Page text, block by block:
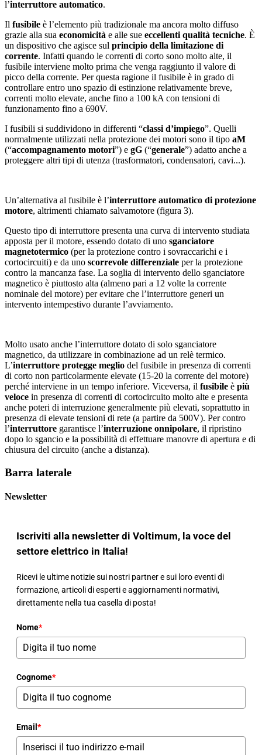
l’interruttore automatico.
Il fusibile è l’elemento più tradizionale ma ancora molto diffuso
grazie alla sua economicità e alle sue eccellenti qualità tecniche. È
un dispositivo che agisce sul principio della limitazione di
corrente. Infatti quando le correnti di corto sono molto alte, il
fusibile interviene molto prima che venga raggiunto il valore di
picco della corrente. Per questa ragione il fusibile è in grado di
controllare entro uno spazio di estinzione relativamente breve,
correnti molto elevate, anche fino a 100 kA con tensioni di
funzionamento fino a 690V.
I fusibili si suddividono in differenti “classi d’impiego”. Quelli
normalmente utilizzati nella protezione dei motori sono il tipo aM
(“accompagnamento motori”) e gG (“generale”) adatto anche a
proteggere altri tipi di utenza (trasformatori, condensatori, cavi...).
Un’alternativa al fusibile è l’interruttore automatico di protezione
motore, altrimenti chiamato salvamotore (figura 3).
Questo tipo di interruttore presenta una curva di intervento studiata
apposta per il motore, essendo dotato di uno sganciatore
magnetotermico (per la protezione contro i sovraccarichi e i
cortocircuiti) e da uno scorrevole differenziale per la protezione
contro la mancanza fase. La soglia di intervento dello sganciatore
magnetico è piuttosto alta (almeno pari a 12 volte la corrente
nominale del motore) per evitare che l’interruttore generi un
intervento intempestivo durante l’avviamento.
Molto usato anche l’interruttore dotato di solo sganciatore
magnetico, da utilizzare in combinazione ad un relè termico.
L’interruttore protegge meglio del fusibile in presenza di correnti
di corto non particolarmente elevate (15-20 la corrente del motore)
perché interviene in un tempo inferiore. Viceversa, il fusibile è più
veloce in presenza di correnti di cortocircuito molto alte e presenta
anche poteri di interruzione generalmente più elevati, soprattutto in
presenza di elevate tensioni di rete (a partire da 500V). Per contro
l’interruttore garantisce l’interruzione onnipolare, il ripristino
dopo lo sgancio e la possibilità di effettuare manovre di apertura e di
chiusura del circuito (anche a distanza).
Barra laterale
Newsletter
Iscriviti alla newsletter di Voltimum, la voce del
settore elettrico in Italia!
Ricevi le ultime notizie sui nostri partner e sui loro eventi di
formazione, articoli di esperti e aggiornamenti normativi,
direttamente nella tua casella di posta!
Nome*
Cognome*
Email *